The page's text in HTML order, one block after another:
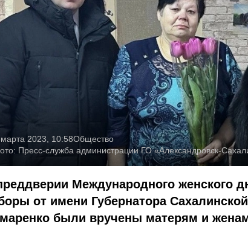
2023, 10:58Общество
Пресс-служба администрации ГО «Александровск-
Международного женского
от имени Губернатора
были вручены матерям и